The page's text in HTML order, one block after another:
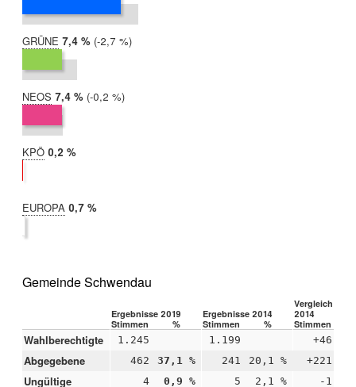
GRÜNE 2019:
7,4 %
2014:
10,2 %
Differenz:
-2,7 %
NEOS 2019:
7,4 %
2014:
7,6 %
Differenz:
-0,2 %
KPÖ 2019:
0,2 %
EUROPA 2019:
0,7 %
Gemeinde Schwendau
Ergebnisse 2019 Ergebnisse 2014
Vergleich
2014
Stimmen
% Stimmen % Stimmen
Wahlberechtigte 1.245 1.199 +46
Abgegebene 462 37,1 % 241 20,1 % +221
Ungültige 4 0,9 % 5 2,1 % -1